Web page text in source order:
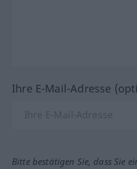
Ihre E-Mail-Adresse
Bitte bestätigen Sie, dass Sie